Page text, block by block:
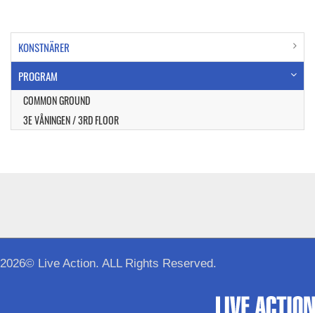
KONSTNÄRER
PROGRAM
COMMON GROUND
3E VÅNINGEN / 3RD FLOOR
2026© Live Action. ALL Rights Reserved.